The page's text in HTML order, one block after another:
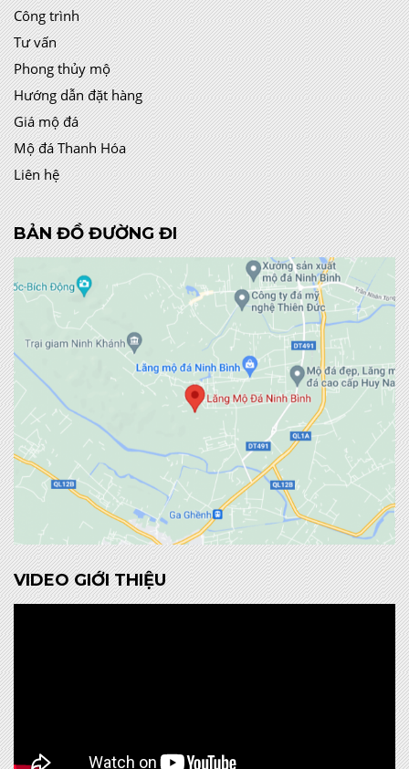
Công trình
Tư vấn
Phong thủy mộ
Hướng dẫn đặt hàng
Giá mộ đá
Mộ đá Thanh Hóa
Liên hệ
BẢN ĐỒ ĐƯỜNG ĐI
VIDEO GIỚI THIỆU